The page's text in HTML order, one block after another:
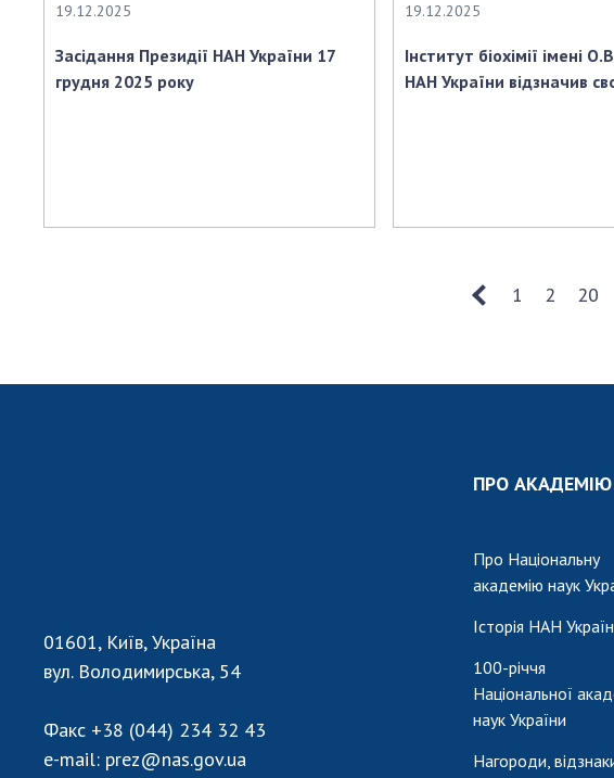
19.12.2025
Засідання Президії НАН України 17
грудня 2025 року
19.12.2025
Інститут біохімії імені
НАН України відзначив
1 2 20
01601, Київ, Україна
вул. Володимирська, 54
Факс +38 (044) 234 32 43
e-mail: prez@nas.gov.ua
ПРО АКАДЕМІЮ
Про Національну
академію наук
Історія НАН
100-річчя
Національної
наук України
Нагороди,